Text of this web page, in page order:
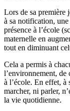
Lors de sa première
à sa notification,
présence à l’école
maternelle en
tout en diminuant
Cela a permis à
l’environnement, de
à l’école. En effet, à
marcher, ni parler,
la vie quotidienne.